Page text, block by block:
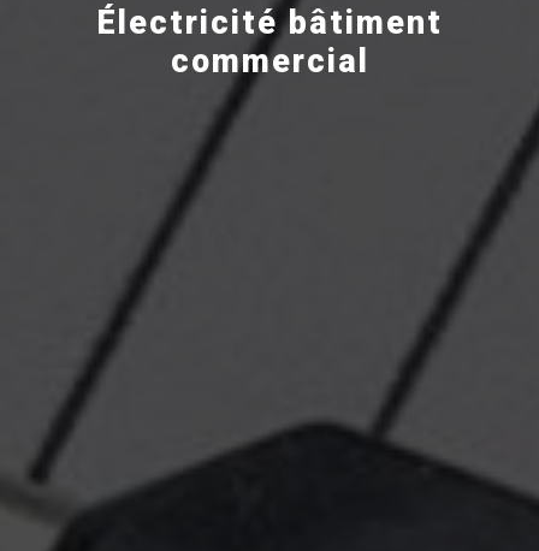
Électricité bâtiment
commercial